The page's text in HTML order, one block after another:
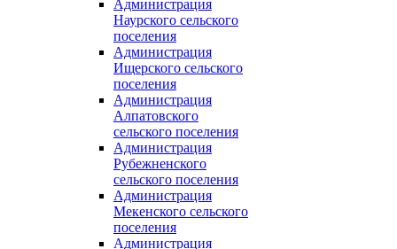
Администрация
Наурского сельского
поселения
Администрация
Ищерского сельского
поселения
Администрация
Алпатовского
сельского поселения
Администрация
Рубежненского
сельского поселения
Администрация
Мекенского сельского
поселения
Администрация